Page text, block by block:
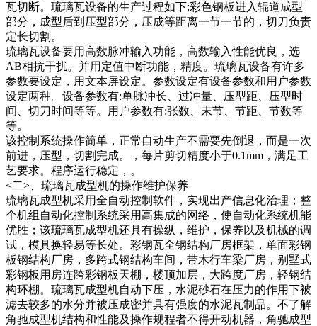
瓦切断。琉璃瓦设备的生产过程如下:彩色钢板进入辊道成型
部分，成型后到压型部分，压成等距离一节一节的，切刀负责
定长切割。
琉璃瓦设备要用高数脉冲输入功能，高数输入性能优良，选
AB相抗干扰。并用定值中断功能，精度。琉璃瓦设备有许多
参数要设定，用文本屏设定。参数设定有设备参数和用户参数
设定两种。设备参数有:单脉冲长、过冲量、压型距、压型时
间、切刀时间等等。用户参数有:张数、末节、节距、节数等
等。
该控制系统操作简单，正常自动生产不需要先倒退，而是一次
前进，压型，切割完成。，每片剪切精度小于0.1mm，满足工
艺要求。程序运行稳定，。
<二>、琉璃瓦成型机的操作维护保养
琉璃瓦成型机采用全自动控制软件，实现出产信息化治理；整
个机组自动化控制系统采用高集成的网络，使自动化系统机能
优胜；该琉璃瓦成型机还具有操纵，维护，保养以及机械的调
试，模具换轻易等长处。彩钢瓦全钢结构厂房框架，单面彩钢
板钢结构厂房，多跨式钢结构车间，带木行车梁厂房，别墅式
彩钢板用房连跨彩钢板天棚，楼顶加层，大跨度厂房，轻钢结
构环棚。琉璃瓦成型机自动下压，水泥砂石在压力的作用下被
滤去较多的水分并被压成密并具有强度的水泥瓦制品。不了解
角驰成型机结构和性能及操作规程者不得开动机器，角驰成型